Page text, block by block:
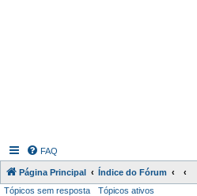
FAQ
Página Principal Índice do Fórum
Tópicos sem resposta Tópicos ativos